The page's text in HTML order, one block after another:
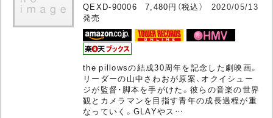
QEXD-90006 7,480円（税込） 2020/05/13
発売
the pillowsの結成30周年を記念した劇映画。
リーダーの山中さわおが原案、オクイシュー
ジが監督・脚本を手がけた。彼らの音楽の世界
観とカメラマンを目指す青年の成長過程が重
なっていく。GLAYやス…